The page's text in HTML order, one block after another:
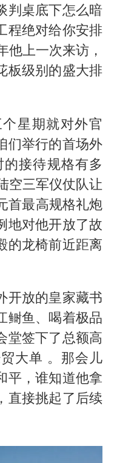
判桌底下怎么暗
程绝对给你安排
他上一次来访，
板级别的盛大排
星期就对外官
们举行的首场外
接待规格有多
空三军仪仗队让
首最高规格礼炮
地对他开放了故
的龙椅前近距离
开放的皇家藏书
鲥鱼、喝着极品
堂签下了总额高
大单 。那会儿
平，谁知道他拿
直接挑起了后续